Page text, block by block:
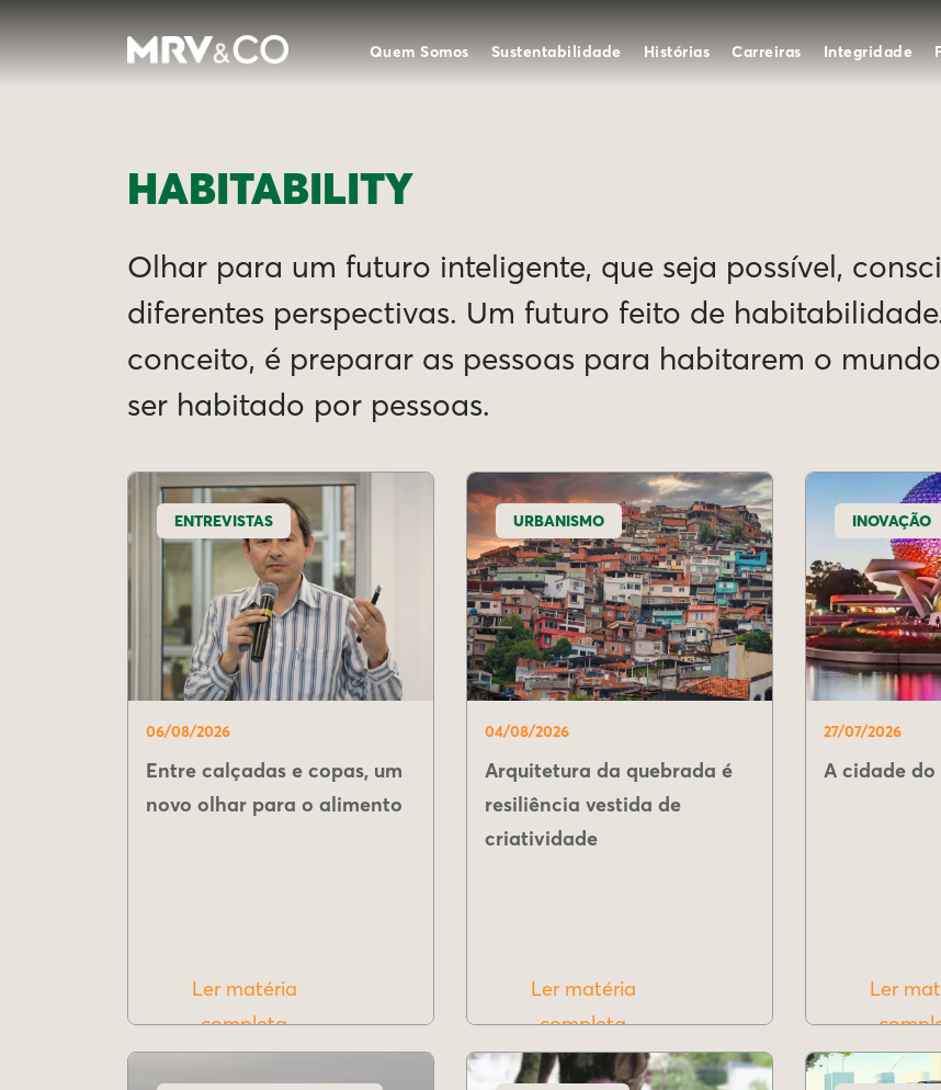
Quem Somos Sustentabilidade Histórias Carreiras Integridade
HABITABILITY
Olhar para um futuro inteligente, que seja possível,
diferentes perspectivas. Um futuro feito de
conceito, é preparar as pessoas para habitarem o
ser habitado por pessoas.
ENTREVISTAS
06/08/2026
Entre calçadas e copas, um
novo olhar para o alimento
Ler matéria
completa
URBANISMO
04/08/2026
Arquitetura da quebrada é
resiliência vestida de
criatividade
Ler matéria
completa
INOVAÇÃO
27/07/2026
A cidade do
Ler